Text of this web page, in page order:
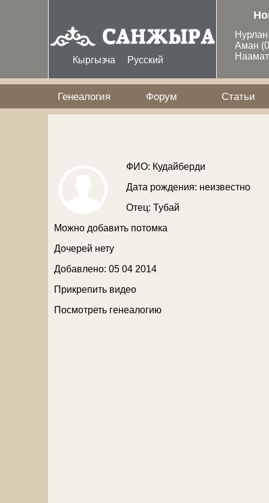
Кыргызча Русский
Аман
Генеалогия Форум Статьи
ФИО: Кудайберди
Дата рождения: неизвестно
Отец: Тубай
Можно добавить потомка
Дочерей нету
Добавлено: 05 04 2014
Прикрепить видео
Посмотреть генеалогию